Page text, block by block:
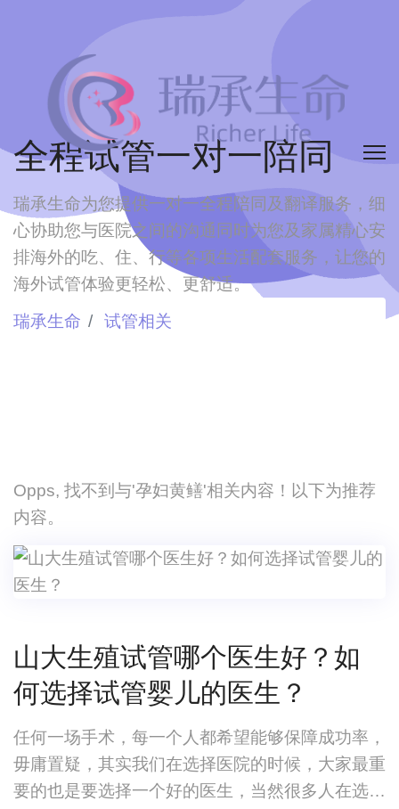
全程试管一对一陪同
瑞承生命为您提供一对一全程陪同及翻译服务，细
心协助您与医院之间的沟通 同时为您及家属精心安
排海外的吃、住、行等各项生活配套服务，让您的
海外试管体验更轻松、更舒适。
瑞承生命
试管相关
Opps, 找不到与'孕妇黄鳝'相关内容！以下为推荐
内容。
山大生殖试管哪个医生好？如
何选择试管婴儿的医生？
任何一场手术，每一个人都希望能够保障成功率，
毋庸置疑，其实我们在选择医院的时候，大家最重
要的也是要选择一个好的医生，当然很多人在选择